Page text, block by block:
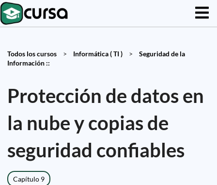
Todos los cursos > Informática ( TI ) >
Seguridad de la
Información ::
Protección de datos en
la nube y copias de
seguridad confiables
Capítulo 9